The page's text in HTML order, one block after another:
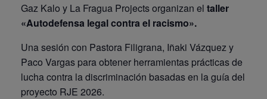
Gaz Kalo y La Fragua Projects organizan el taller
«Autodefensa legal contra el racismo».
Una sesión con Pastora Filigrana, Iñaki Vázquez y
Paco Vargas para obtener herramientas prácticas de
lucha contra la discriminación basadas en la guía del
proyecto RJE 2026.